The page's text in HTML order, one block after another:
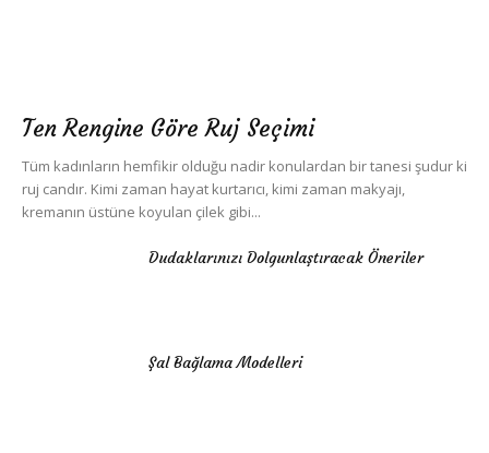
Ten Rengine Göre Ruj Seçimi
Tüm kadınların hemfikir olduğu nadir konulardan bir tanesi şudur ki
ruj candır. Kimi zaman hayat kurtarıcı, kimi zaman makyajı,
kremanın üstüne koyulan çilek gibi...
Dudaklarınızı Dolgunlaştıracak Öneriler
Şal Bağlama Modelleri